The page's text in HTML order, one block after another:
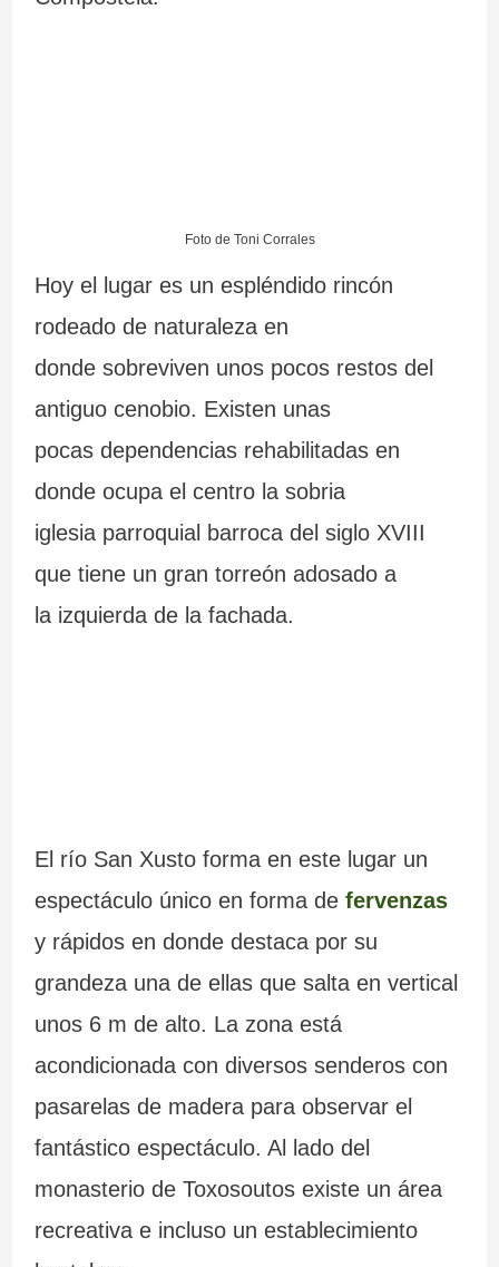
Foto de Toni Corrales
Hoy el lugar es un espléndido rincón
rodeado de naturaleza en
donde sobreviven unos pocos restos del
antiguo cenobio. Existen unas
pocas dependencias rehabilitadas en
donde ocupa el centro la sobria
iglesia parroquial barroca del siglo XVIII
que tiene un gran torreón adosado a
la izquierda de la fachada.
El río San Xusto forma en este lugar un
espectáculo único en forma de fervenzas
y rápidos en donde destaca por su
grandeza una de ellas que salta en vertical
unos 6 m de alto. La zona está
acondicionada con diversos senderos con
pasarelas de madera para observar el
fantástico espectáculo. Al lado del
monasterio de Toxosoutos existe un área
recreativa e incluso un establecimiento